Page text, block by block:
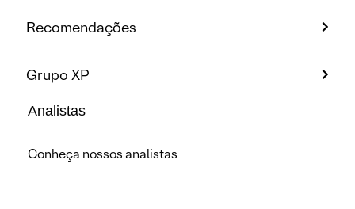
Recomendações
Grupo XP
Analistas
Conheça nossos analistas